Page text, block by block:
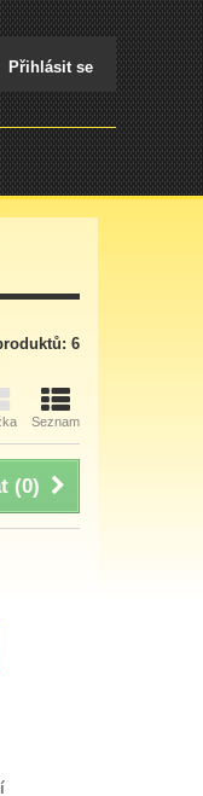
Přihlásit se
6
Seznam
(0)